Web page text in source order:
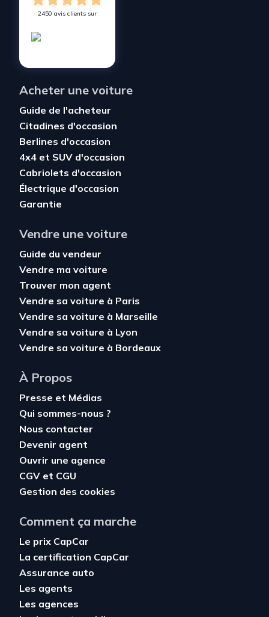
2450 avis clients sur
Acheter une voiture
Guide de l'acheteur
Citadines d'occasion
Berlines d'occasion
4x4 et SUV d'occasion
Cabriolets d'occasion
Électrique d'occasion
Garantie
Vendre une voiture
Guide du vendeur
Vendre ma voiture
Trouver mon agent
Vendre sa voiture à Paris
Vendre sa voiture à Marseille
Vendre sa voiture à Lyon
Vendre sa voiture à Bordeaux
À Propos
Presse et Médias
Qui sommes-nous ?
Nous contacter
Devenir agent
Ouvrir une agence
CGV et CGU
Gestion des cookies
Comment ça marche
Le prix CapCar
La certification CapCar
Assurance auto
Les agents
Les agences